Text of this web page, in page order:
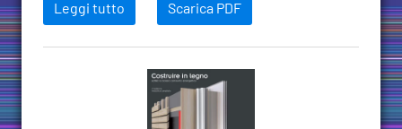
Leggi tutto Scarica PDF